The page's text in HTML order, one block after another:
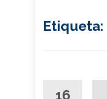
Etiqueta:
16